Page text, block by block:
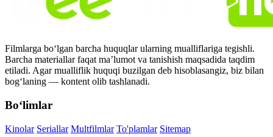
Filmlarga bo‘lgan barcha huquqlar ularning mualliflariga tegishli.
Barcha materiallar faqat ma’lumot va tanishish maqsadida taqdim
etiladi. Agar mualliflik huquqi buzilgan deb hisoblasangiz, biz bilan
bog‘laning — kontent olib tashlanadi.
Bo‘limlar
Kinolar Seriallar Multfilmlar To'plamlar Sitemap